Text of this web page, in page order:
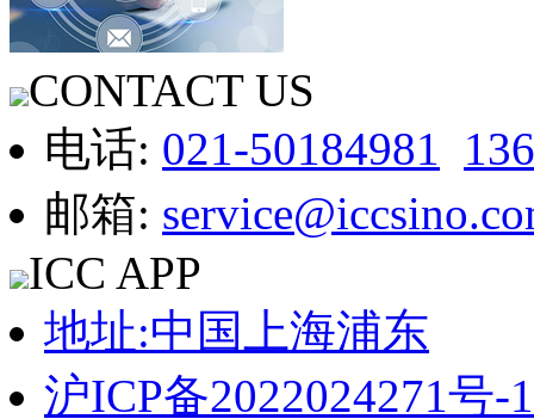
CONTACT US
电话: 021-50184981
邮箱:
ICC APP
地址:中国上海浦东
沪ICP备2022024271号-1